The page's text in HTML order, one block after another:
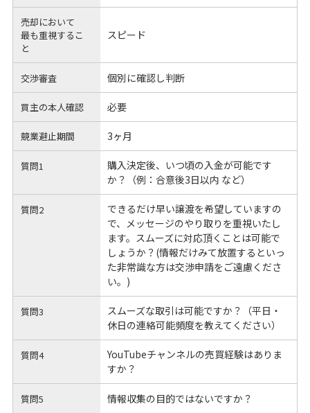
売却において
最も重視するこ
と
スピード
交渉審査 個別に確認し判断
買主の本人確認 必要
競業避止期間 3ヶ月
質問1
購入決定後、いつ頃の入金が可能です
か？（例：合意後3日以内 など）
質問2
できるだけ早い譲渡を希望していますの
で、メッセージのやり取りを重視いたし
ます。スムーズに対応頂くことは可能で
しょうか？(情報だけみて放置するといっ
た非常識な方は交渉申請をご遠慮くださ
い。)
質問3
スムーズな取引は可能ですか？（平日・
休日の連絡可能頻度を教えてください）
質問4
YouTubeチャンネルの売買経験はありま
すか？
質問5 情報収集の目的ではないですか？